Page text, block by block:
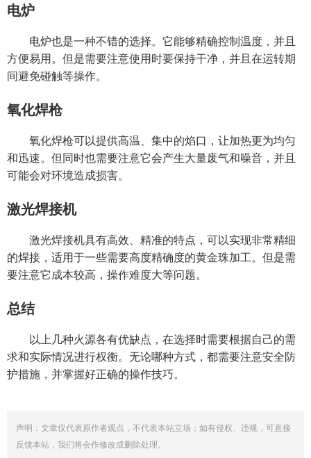
电炉
电炉也是一种不错的选择。它能够精确控制温度，并且
方便易用。但是需要注意使用时要保持干净，并且在运转期
间避免碰触等操作。
氧化焊枪
氧化焊枪可以提供高温、集中的焰口，让加热更为均匀
和迅速。但同时也需要注意它会产生大量废气和噪音，并且
可能会对环境造成损害。
激光焊接机
激光焊接机具有高效、精准的特点，可以实现非常精细
的焊接，适用于一些需要高度精确度的黄金珠加工。但是需
要注意它成本较高，操作难度大等问题。
总结
以上几种火源各有优缺点，在选择时需要根据自己的需
求和实际情况进行权衡。无论哪种方式，都需要注意安全防
护措施，并掌握好正确的操作技巧。
声明：文章仅代表原作者观点，不代表本站立场；如有侵权、违规，可直接
反馈本站，我们将会作修改或删除处理。